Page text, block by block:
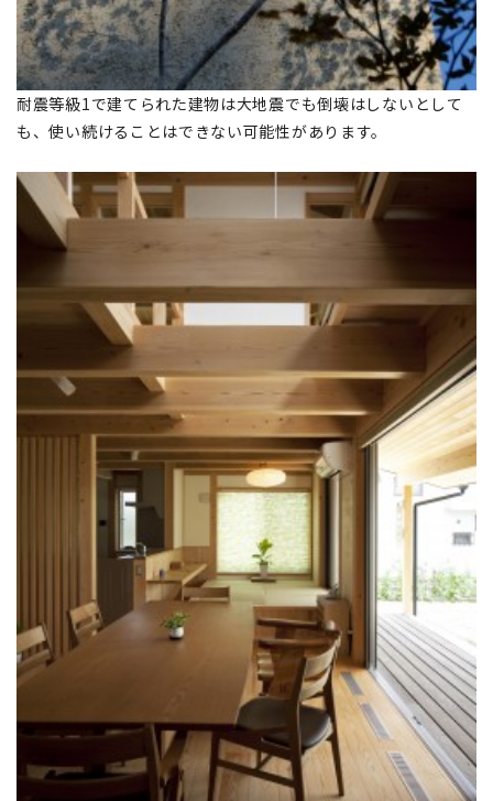
耐震等級1で建てられた建物は大地震でも倒壊はしないとして
も、使い続けることはできない可能性があります。